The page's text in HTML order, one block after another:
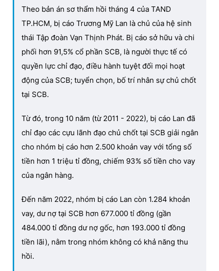
Theo bản án sơ thẩm hồi tháng 4 của TAND
TP.HCM, bị cáo Trương Mỹ Lan là chủ của hệ sinh
thái Tập đoàn Vạn Thịnh Phát. Bị cáo sở hữu và chi
phối hơn 91,5% cổ phần SCB, là người thực tế có
quyền lực chỉ đạo, điều hành tuyệt đối mọi hoạt
động của SCB; tuyển chọn, bố trí nhân sự chủ chốt
tại SCB.
Từ đó, trong 10 năm (từ 2011 - 2022), bị cáo Lan đã
chỉ đạo các cựu lãnh đạo chủ chốt tại SCB giải ngân
cho nhóm bị cáo hơn 2.500 khoản vay với tổng số
tiền hơn 1 triệu tỉ đồng, chiếm 93% số tiền cho vay
của ngân hàng.
Đến năm 2022, nhóm bị cáo Lan còn 1.284 khoản
vay, dư nợ tại SCB hơn 677.000 tỉ đồng (gần
484.000 tỉ đồng dư nợ gốc, hơn 193.000 tỉ đồng
tiền lãi), nằm trong nhóm không có khả năng thu
hồi.